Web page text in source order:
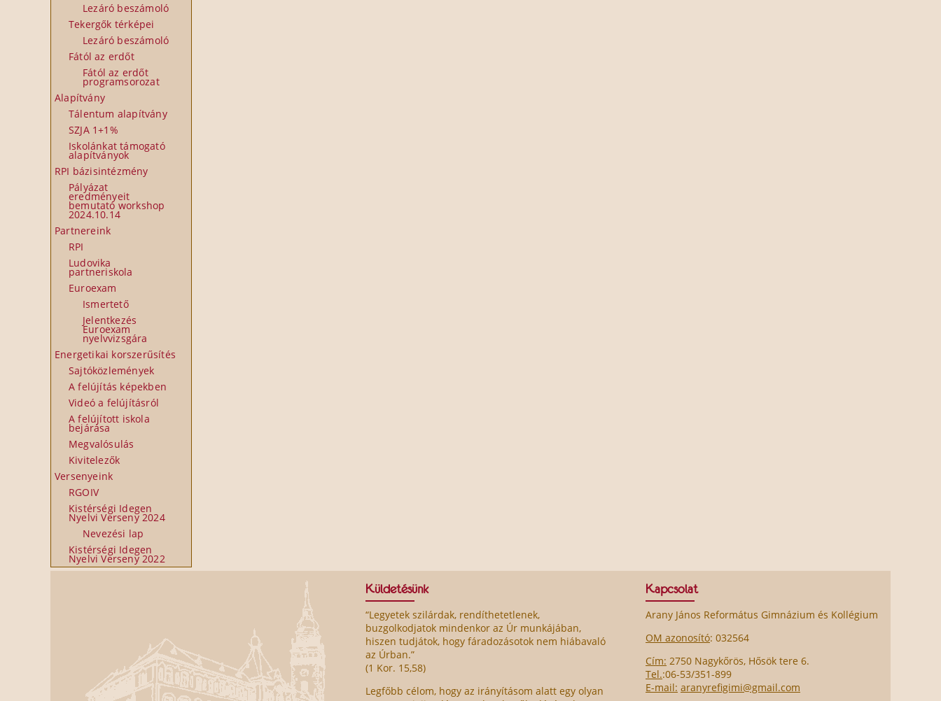
Lezáró beszámoló
Tekergők térképei
Lezáró beszámoló
Fától az erdőt
Fától az erdőt
programsorozat
Alapítvány
Tálentum alapítvány
SZJA 1+1%
Iskolánkat támogató
alapítványok
RPI bázisintézmény
Pályázat
eredményeit
bemutató workshop
2024.10.14
Partnereink
RPI
Ludovika
partneriskola
Euroexam
Ismertető
Jelentkezés
Euroexam
nyelvvizsgára
Energetikai korszerűsítés
Sajtóközlemények
A felújítás képekben
Videó a felújításról
A felújított iskola
bejárása
Megvalósulás
Kivitelezők
Versenyeink
RGOIV
Kistérségi Idegen
Nyelvi Verseny 2024
Nevezési lap
Kistérségi Idegen
Nyelvi Verseny 2022
Küldetésünk
“Legyetek szilárdak, rendíthetetlenek,
buzgolkodjatok mindenkor az Úr munkájában,
hiszen tudjátok, hogy fáradozásotok nem hiábavaló
az Úrban.”
(1 Kor. 15,58)
Legfőbb célom, hogy az irányításom alatt egy olyan
Kapcsolat
Arany János Református Gimnázium és Kollégium
OM azonosító: 032564
Cím: 2750 Nagykőrös, Hősök tere 6.
Tel.:06-53/351-899
E-mail: aranyrefigimi@gmail.com